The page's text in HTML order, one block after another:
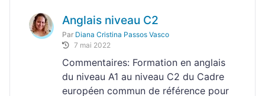
Anglais niveau C2
Par Diana Cristina Passos Vasco
7 mai 2022
Commentaires: Formation en anglais
du niveau A1 au niveau C2 du Cadre
européen commun de référence pour